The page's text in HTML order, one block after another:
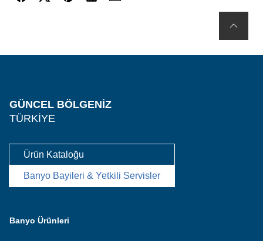
GÜNCEL BÖLGENIZ
TÜRKIYE
Ürün Kataloğu
Banyo Bayileri & Yetkili Servisler
Banyo Ürünleri